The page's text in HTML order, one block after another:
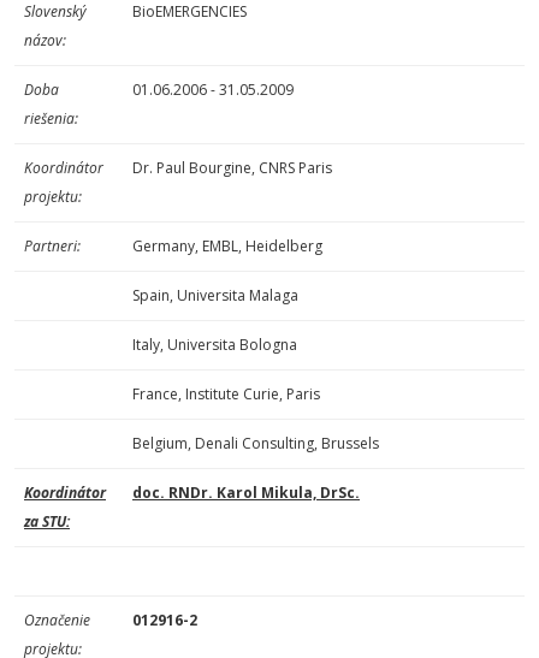
Slovenský
názov:
BioEMERGENCIES
Doba
riešenia:
01.06.2006 - 31.05.2009
Koordinátor
projektu:
Dr. Paul Bourgine, CNRS Paris
Partneri: Germany, EMBL, Heidelberg
Spain, Universita Malaga
Italy, Universita Bologna
France, Institute Curie, Paris
Belgium, Denali Consulting, Brussels
Koordinátor
za STU:
doc. RNDr. Karol Mikula, DrSc.
Označenie
projektu:
012916-2